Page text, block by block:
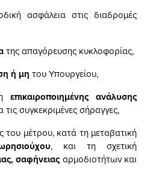
ασφάλεια στις διαδρομές
της απαγόρευσης κυκλοφορίας,
ή μη του Υπουργείου,
επικαιροποιημένης ανάλυσης
τις συγκεκριμένες σήραγγες,
του μέτρου, κατά τη μεταβατική
, και τη σχετική
σαφήνειας αρμοδιοτήτων και